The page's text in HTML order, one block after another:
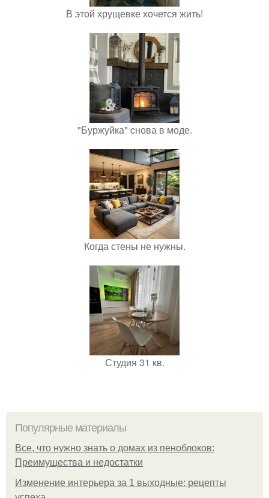
В этой хрущевке хочется жить!
"Буржуйка" cнова в моде.
Когда стены не нужны.
Студия 31 кв.
Популярные материалы
Все, что нужно знать о домах из пеноблоков:
Преимущества и недостатки
Изменение интерьера за 1 выходные: рецепты